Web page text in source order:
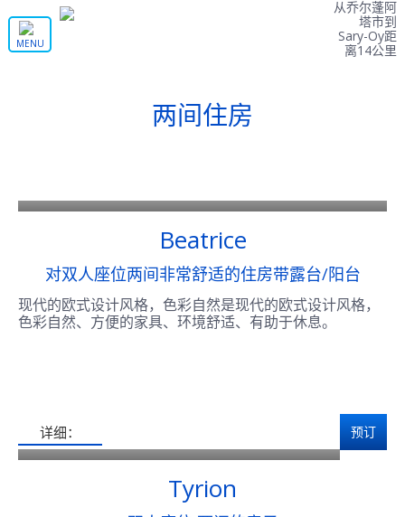
MENU
从乔尔蓬阿
塔市到
Sary-Oy距
离14公里
两间住房
Beatrice
对双人座位两间非常舒适的住房带露台/阳台
现代的欧式设计风格，色彩自然是现代的欧式设计风格，
色彩自然、方便的家具、环境舒适、有助于休息。
预订
详细：
x 2
Tyrion